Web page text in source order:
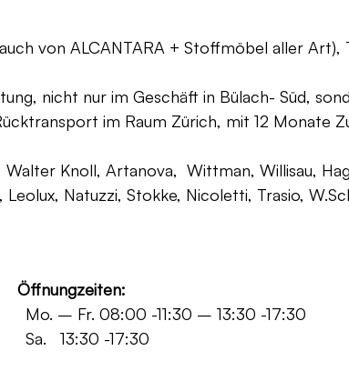
von ALCANTARA + Stoffmöbel aller
nicht nur im Geschäft in Bülach- Süd,
im Raum Zürich, mit 12 Monate
Knoll, Artanova, Wittman, Willisau,
Natuzzi, Stokke, Nicoletti, Trasio,
Öffnungzeiten:
-11:30 – 13:30 -17:30
-17:30